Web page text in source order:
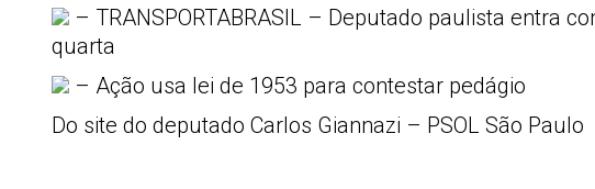
– TRANSPORTABRASIL – Deputado paulista entra
quarta
– Ação usa lei de 1953 para contestar pedágio
Do site do deputado Carlos Giannazi – PSOL São Paulo